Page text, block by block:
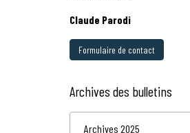
Claude Parodi
Formulaire de contact
Archives des bulletins
Archives 2025